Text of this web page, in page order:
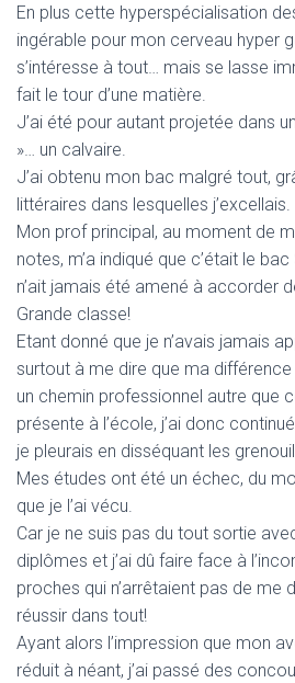
En plus cette hyperspécialisation
ingérable pour mon cerveau hyper
s’intéresse à tout… mais se lasse
fait le tour d’une matière.
J’ai été pour autant projetée dans
»… un calvaire.
J’ai obtenu mon bac malgré tout,
littéraires dans lesquelles j’excellais.
Mon prof principal, au moment de
notes, m’a indiqué que c’était le bac
n’ait jamais été amené à accorder
Grande classe!
Etant donné que je n’avais jamais
surtout à me dire que ma différence
un chemin professionnel autre que
présente à l’école, j’ai donc
je pleurais en disséquant les
Mes études ont été un échec, du
que je l’ai vécu.
Car je ne suis pas du tout sortie
diplômes et j’ai dû faire face à
proches qui n’arrêtaient pas de me
réussir dans tout!
Ayant alors l’impression que mon
réduit à néant, j’ai passé des